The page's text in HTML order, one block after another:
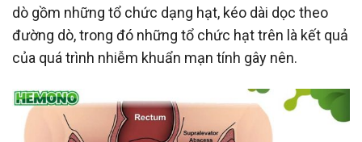
dò gồm những tổ chức dạng hạt, kéo dài dọc theo
đường dò, trong đó những tổ chức hạt trên là kết quả
của quá trình nhiễm khuẩn mạn tính gây nên.